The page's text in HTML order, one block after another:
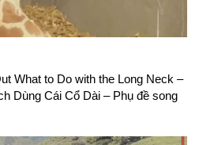
What to Do with the Long Neck –
Dùng Cái Cổ Dài – Phụ đề song